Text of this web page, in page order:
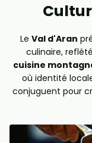
Le Val d'Aran
culinaire,
cuisine
où identité
conjuguent pour